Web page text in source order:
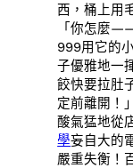
西，桶上用
「你怎麼
999用它的
子優雅地一
餃快要拉肚
定前離開！
酸氣猛地從
學妄自大的
嚴重失衡！